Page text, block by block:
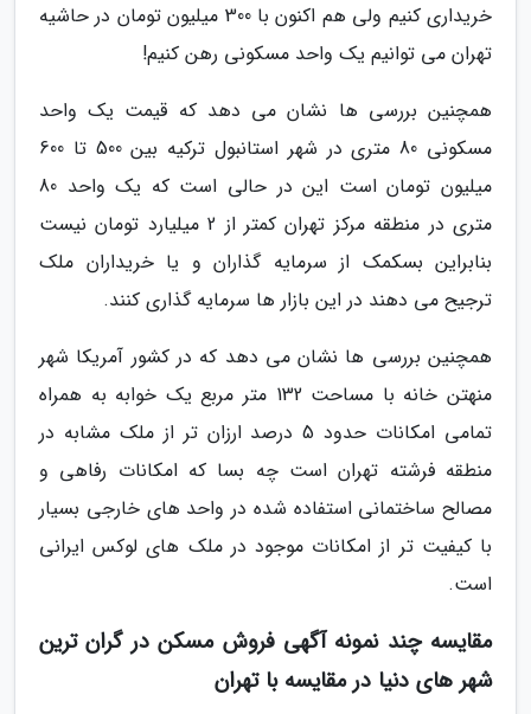
خریداری کنیم ولی هم اکنون با 300 میلیون تومان در حاشیه
تهران می توانیم یک واحد مسکونی رهن کنیم!
همچنین بررسی ها نشان می دهد که قیمت یک واحد
مسکونی 80 متری در شهر استانبول ترکیه بین 500 تا 600
میلیون تومان است این در حالی است که یک واحد 80
متری در منطقه مرکز تهران کمتر از 2 میلیارد تومان نیست
بنابراین بسکمک از سرمایه گذاران و یا خریداران ملک
ترجیح می دهند در این بازار ها سرمایه گذاری کنند.
همچنین بررسی ها نشان می دهد که در کشور آمریکا شهر
منهتن خانه با مساحت 132 متر مربع یک خوابه به همراه
تمامی امکانات حدود 5 درصد ارزان تر از ملک مشابه در
منطقه فرشته تهران است چه بسا که امکانات رفاهی و
مصالح ساختمانی استفاده شده در واحد های خارجی بسیار
با کیفیت تر از امکانات موجود در ملک های لوکس ایرانی
است.
مقایسه چند نمونه آگهی فروش مسکن در گران ترین
شهر های دنیا در مقایسه با تهران